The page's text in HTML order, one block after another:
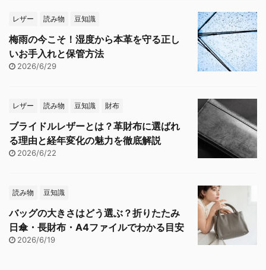
レザー 読み物 豆知識
梅雨の今こそ！湿度から本革を守る正し
いお手入れと保管方法
2026/6/29
レザー 読み物 豆知識 財布
ブライドルレザーとは？革財布に選ばれ
る理由と経年変化の魅力を徹底解説
2026/6/22
読み物 豆知識
バッグの大きさはどう選ぶ？折りたたみ
日傘・長財布・A4ファイルでわかる目安
2026/6/19